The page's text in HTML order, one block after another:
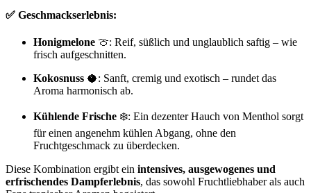
✅ Geschmackserlebnis:
Honigmelone 🍈: Reif, süßlich und unglaublich saftig – wie
frisch aufgeschnitten.
Kokosnuss 🥥: Sanft, cremig und exotisch – rundet das
Aroma harmonisch ab.
Kühlende Frische ❄️: Ein dezenter Hauch von Menthol sorgt
für einen angenehm kühlen Abgang, ohne den
Fruchtgeschmack zu überdecken.
Diese Kombination ergibt ein intensives, ausgewogenes und
erfrischendes Dampferlebnis, das sowohl Fruchtliebhaber als auch